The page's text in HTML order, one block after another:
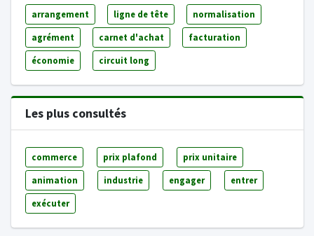
arrangement ligne de tête normalisation
agrément carnet d'achat facturation
économie circuit long
Les plus consultés
commerce prix plafond prix unitaire
animation industrie engager entrer
exécuter